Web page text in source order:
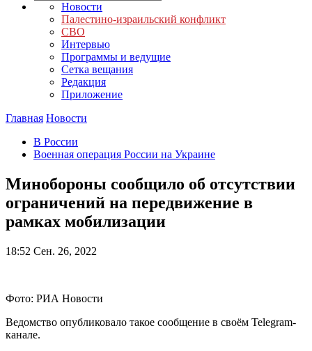
Новости
Палестино-израильский конфликт
СВО
Интервью
Программы и ведущие
Сетка вещания
Редакция
Приложение
Главная Новости
В России
Военная операция России на Украине
Минобороны сообщило об отсутствии
ограничений на передвижение в
рамках мобилизации
18:52 Сен. 26, 2022
Фото: РИА Новости
Ведомство опубликовало такое сообщение в своём Telegram-
канале.